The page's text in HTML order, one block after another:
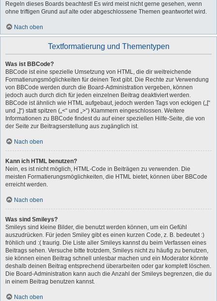
Regeln dieses Boards beachtest! Es wird meist nicht gerne gesehen, wenn
ohne triftigen Grund auf alte oder abgeschlossene Themen geantwortet wird.
Nach oben
Textformatierung und Thementypen
Was ist BBCode?
BBCode ist eine spezielle Umsetzung von HTML, die dir weitreichende
Formatierungsmöglichkeiten für deinen Text gibt. Die Rechte zur Verwendung
von BBCode werden durch die Board-Administration vergeben, können
jedoch auch durch dich für jeden einzelnen Beitrag deaktiviert werden.
BBCode ist ähnlich wie HTML aufgebaut, jedoch werden Tags von eckigen („[“
und „]“) statt spitzen („<“ und „>“) Klammern eingeschlossen. Weitere
Informationen zu BBCode findest du auf einer speziellen Hilfe-Seite, die von
der Seite zur Beitragserstellung aus zugänglich ist.
Nach oben
Kann ich HTML benutzen?
Nein, es ist nicht möglich, HTML-Code in Beiträgen zu verwenden. Die
meisten Formatierungsmöglichkeiten, die HTML bietet, können über BBCode
erreicht werden.
Nach oben
Was sind Smileys?
Smileys sind kleine Bilder, die benutzt werden können, um ein Gefühl
auszudrücken. Für jeden Smiley gibt es einen kurzen Code, z. B. bedeutet :)
fröhlich und :( traurig. Die Liste aller Smileys kannst du beim Verfassen eines
Beitrags sehen. Versuche bitte trotzdem, Smileys nicht zu häufig zu benutzen,
sie können einen Beitrag schnell unlesbar machen und ein Moderator könnte
deshalb deinen Beitrag entsprechend überarbeiten oder gar komplett löschen.
Die Board-Administration kann auch die Anzahl der Smileys begrenzen, die du
in einem Beitrag benutzen kannst.
Nach oben